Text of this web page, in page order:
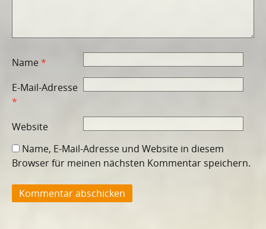
Name*
E-Mail-Adresse
*
Website
Name, E-Mail-Adresse und Website in diesem
Browser für meinen nächsten Kommentar speichern.